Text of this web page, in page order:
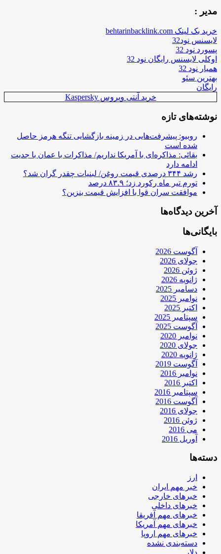
مدیر :
خرید بک لینک behtarinbacklink.com
لایسنس نود32
پسورد نود 32
اوکلی لایسنس رایگان نود 32
همیار نود 32
بهترین سئو
رایگان
خرید آنتی ویروس Kaspersky
نوشته‌های تازه
روبیو: پیشرفت‌هایی در زمینه بازگشایی تنگه هرمز حاصل
شده است
بقائی: مذاکره‌ای با آمریکا نداریم/ مذاکرات با عمان با جدیت
ادامه دارد
رشد ۳۴۴ درصدی قیمت روغن/ لبنیات چقدر گران شد؟
تورم تیر ماه رکورد زد؛ ۸۳.۹ درصد
موافقت سران قوا با افزایش قیمت بنزین؟
آخرین دیدگاه‌ها
بایگانی‌ها
آگوست 2026
جولای 2026
ژوئن 2026
ژانویه 2026
دسامبر 2025
نوامبر 2025
اکتبر 2025
سپتامبر 2025
آگوست 2025
نوامبر 2020
جولای 2020
ژانویه 2020
آگوست 2019
نوامبر 2016
اکتبر 2016
سپتامبر 2016
آگوست 2016
جولای 2016
ژوئن 2016
می 2016
آوریل 2016
دسته‌ها
ارز
خبر مهم ایران
خبرهای خارجی
خبرهای داخلی
خبرهای مهم آفریقا
خبرهای مهم آمریکا
خبرهای مهم اروپا
دسته‌بندی نشده
دلار